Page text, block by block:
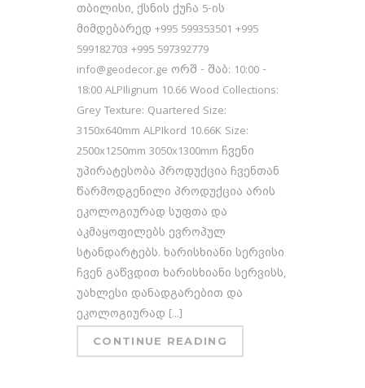
თბილისი, ქსნის ქუჩა 5-ის
მიმდებარედ +995 599353501 +995
599182703 +995 597392779
info@geodecor.ge ორშ - შაბ: 10:00 -
18:00 ALPIlignum 10.66 Wood Collections:
Grey Texture: Quartered Size:
3150x640mm ALPIkord 10.66K Size:
2500x1250mm 3050x1300mm ჩვენი
უპირატესობა პროდუქცია ჩვენთან
წარმოდგენილი პროდუქცია არის
ეკოლოგიურად სუფთა და
აკმაყოფილებს ევროპულ
სტანდარტებს. ხარისხიანი სერვისი
ჩვენ გაწვდით ხარისხიანი სერვისს,
უახლესი დანადგარებით და
ეკოლოგიურად [...]
CONTINUE READING